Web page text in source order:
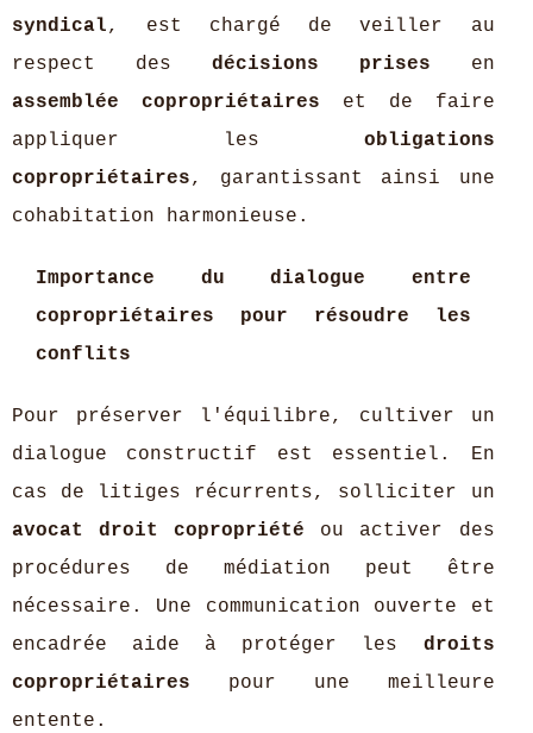
syndical, est chargé de veiller au
respect des décisions prises en
assemblée copropriétaires et de faire
appliquer les obligations
copropriétaires, garantissant ainsi une
cohabitation harmonieuse.
Importance du dialogue entre
copropriétaires pour résoudre les
conflits
Pour préserver l'équilibre, cultiver un
dialogue constructif est essentiel. En
cas de litiges récurrents, solliciter un
avocat droit copropriété ou activer des
procédures de médiation peut être
nécessaire. Une communication ouverte et
encadrée aide à protéger les droits
copropriétaires pour une meilleure
entente.